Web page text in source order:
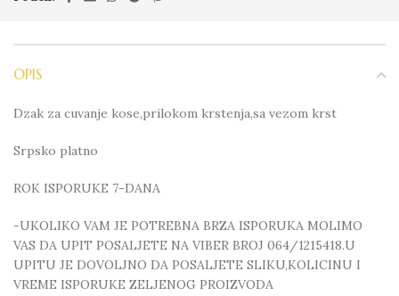
OPIS
Dzak za cuvanje kose,prilokom krstenja,sa vezom krst
Srpsko platno
ROK ISPORUKE 7-DANA
-UKOLIKO VAM JE POTREBNA BRZA ISPORUKA MOLIMO
VAS DA UPIT POSALJETE NA VIBER BROJ 064/1215418.U
UPITU JE DOVOLJNO DA POSALJETE SLIKU,KOLICINU I
VREME ISPORUKE ZELJENOG PROIZVODA